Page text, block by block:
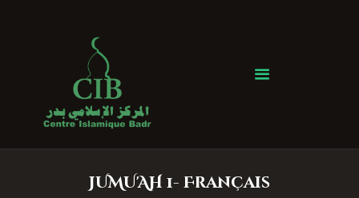
JUMU'AH 1- Français
Centre Islamique Badr
Accueil
À propos
Services